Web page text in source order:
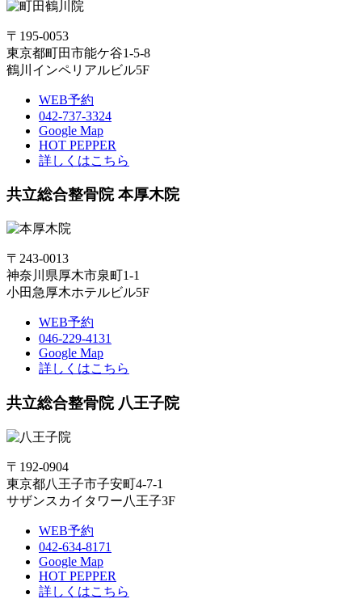
〒195-0053
東京都町田市能ケ谷1-5-8
鶴川インペリアルビル5F
WEB予約
042-737-3324
Google Map
HOT PEPPER
詳しくはこちら
共立総合整骨院 本厚木院
〒243-0013
神奈川県厚木市泉町1-1
小田急厚木ホテルビル5F
WEB予約
046-229-4131
Google Map
詳しくはこちら
共立総合整骨院 八王子院
〒192-0904
東京都八王子市子安町4-7-1
サザンスカイタワー八王子3F
WEB予約
042-634-8171
Google Map
HOT PEPPER
詳しくはこちら